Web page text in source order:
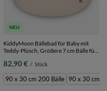
Bälle
NEU
KiddyMoon Bällebad für Baby mit
Teddy-Plüsch, Größere 7 cm Bälle für
Abnehmbarer Bezug, Creme:
Pastellbeige/Weiß/Perle, 90 x 30 cm
200 Bälle
82,90 € / Stück
90 x 30 cm 200 Bälle 90 x 30 cm